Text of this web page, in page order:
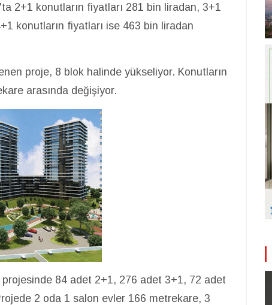
2+1 konutların fiyatları 281 bin liradan, 3+1
konutların fiyatları ise 463 bin liradan
proje, 8 blok halinde yükseliyor. Konutların
arasında değişiyor.
84 adet 2+1, 276 adet 3+1, 72 adet
2 oda 1 salon evler 166 metrekare, 3